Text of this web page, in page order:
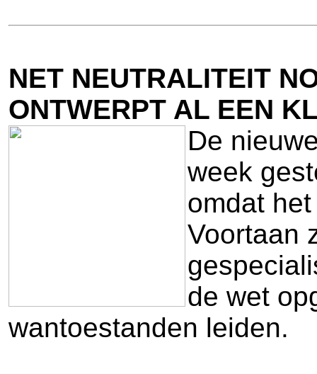
NET NEUTRALITEIT
ONTWERPT AL EEN
De
week
omdat
Voortaan
de wet
wantoestanden leiden.